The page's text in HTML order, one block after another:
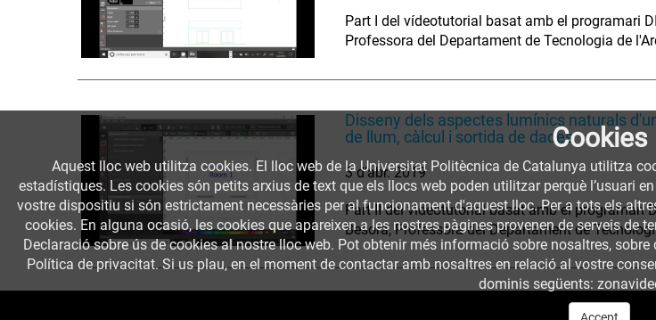
Part I del vídeotutorial basat amb el programari
Professora del Departament de Tecnologia de
Disseny dels aspectes lumínics naturals
de llum, càlcul i sortida de dades
3 d’abr. 2019
Part II del vídeotutorial basat amb el programari
Besora, Professora del Departament de
Cookies
Aquest lloc web utilitza cookies. El lloc web de la Universitat Politècnica de Catalunya utilitza
estadístiques. Les cookies són petits arxius de text que els llocs web poden utilitzar perquè l’usuari
vostre dispositiu si són estrictament necessàries per al funcionament d'aquest lloc. Per a tots els
cookies. En alguna ocasió, les cookies que apareixen a les nostres pàgines provenen de serveis
Declaració sobre ús de cookies al nostre lloc web. Pot obtenir més informació sobre nosaltres,
Política de privacitat. Si us plau, en el moment de contactar amb nosaltres en relació al vostre
dominis següents: